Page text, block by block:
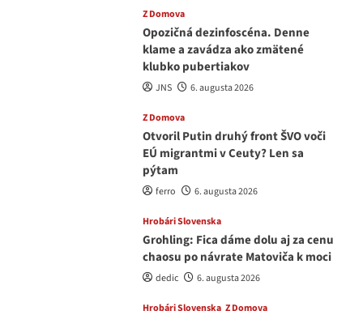
Z Domova
Opozičná dezinfoscéna. Denne
klame a zavádza ako zmätené
klubko pubertiakov
JNS 6. augusta 2026
Z Domova
Otvoril Putin druhý front ŠVO voči
EÚ migrantmi v Ceuty? Len sa
pýtam
ferro 6. augusta 2026
Hrobári Slovenska
Grohling: Fica dáme dolu aj za cenu
chaosu po návrate Matoviča k moci
dedic 6. augusta 2026
Hrobári Slovenska Z Domova